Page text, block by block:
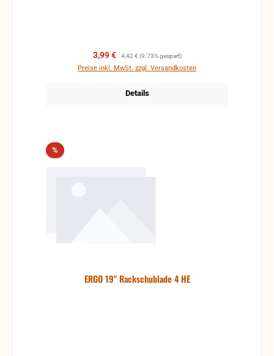
Verkaufspreis:
3,99 € Regulärer Preis:
4,42 € (9.73% gespart)
Preise inkl. MwSt. zzgl. Versandkosten
Details
%Rabatt
ERGO 19" Rackschublade 4 HE